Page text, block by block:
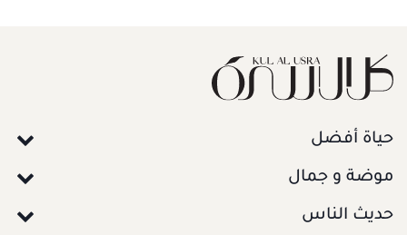
حياة أفضل
موضة و جمال
حديث الناس